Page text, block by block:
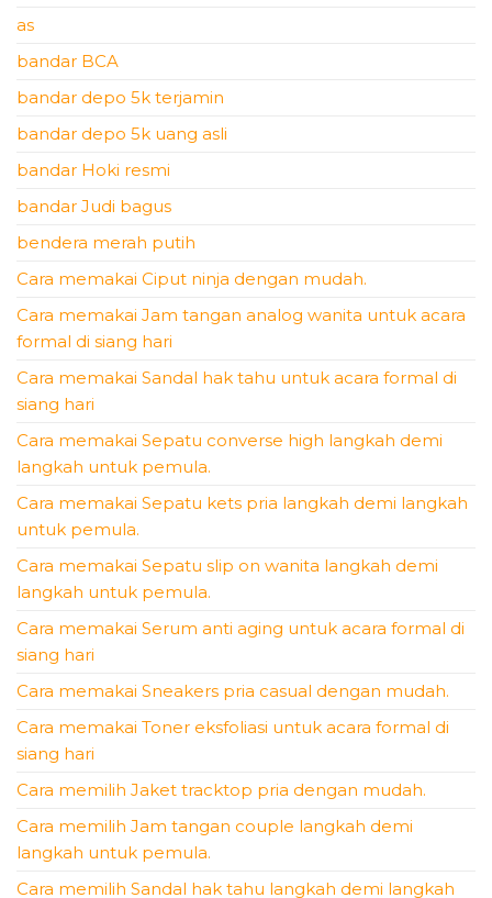
as
bandar BCA
bandar depo 5k terjamin
bandar depo 5k uang asli
bandar Hoki resmi
bandar Judi bagus
bendera merah putih
Cara memakai Ciput ninja dengan mudah.
Cara memakai Jam tangan analog wanita untuk acara
formal di siang hari
Cara memakai Sandal hak tahu untuk acara formal di
siang hari
Cara memakai Sepatu converse high langkah demi
langkah untuk pemula.
Cara memakai Sepatu kets pria langkah demi langkah
untuk pemula.
Cara memakai Sepatu slip on wanita langkah demi
langkah untuk pemula.
Cara memakai Serum anti aging untuk acara formal di
siang hari
Cara memakai Sneakers pria casual dengan mudah.
Cara memakai Toner eksfoliasi untuk acara formal di
siang hari
Cara memilih Jaket tracktop pria dengan mudah.
Cara memilih Jam tangan couple langkah demi
langkah untuk pemula.
Cara memilih Sandal hak tahu langkah demi langkah